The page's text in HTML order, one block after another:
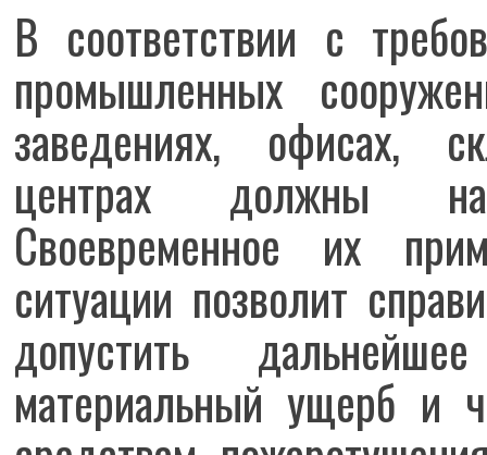
В соответствии с
промышленных
заведениях, офисах,
центрах должны
Своевременное их
ситуации позволит
допустить
материальный ущерб и